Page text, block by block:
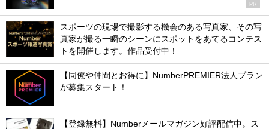
PR
スポーツの現場で撮影する機会のある写真家、その写
真家が撮る一瞬のシーンにスポットをあてるコンテス
トを開催します。作品受付中！
【同僚や仲間とお得に】NumberPREMIER法人プラン
が募集スタート！
【登録無料】Numberメールマガジン好評配信中。ス